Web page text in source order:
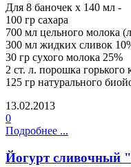
Для 8 баночек х 140 мл -
100 гр сахара
700 мл цельного молока
300 мл жидких сливок
30 гр сухого молока 25%
2 ст. л. порошка горького
125 гр натурального
13.02.2013
0
Подробнее ...
Йогурт сливочный